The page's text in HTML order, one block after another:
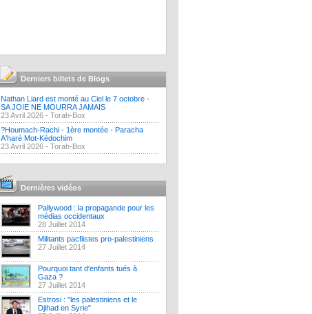
Derniers billets de Blogs
Nathan Liard est monté au Ciel le 7 octobre -
SA JOIE NE MOURRA JAMAIS
23 Avril 2026 - Torah-Box
?Houmach-Rachi - 1ère montée - Paracha
A'haré Mot-Kédochim
23 Avril 2026 - Torah-Box
Dernières vidéos
Pallywood : la propagande pour les
médias occidentaux
28 Juillet 2014
Militants pacfiistes pro-palestiniens
27 Juillet 2014
Pourquoi tant d'enfants tués à
Gaza ?
27 Juillet 2014
Estrosi : "les palestiniens et le
Djihad en Syrie"